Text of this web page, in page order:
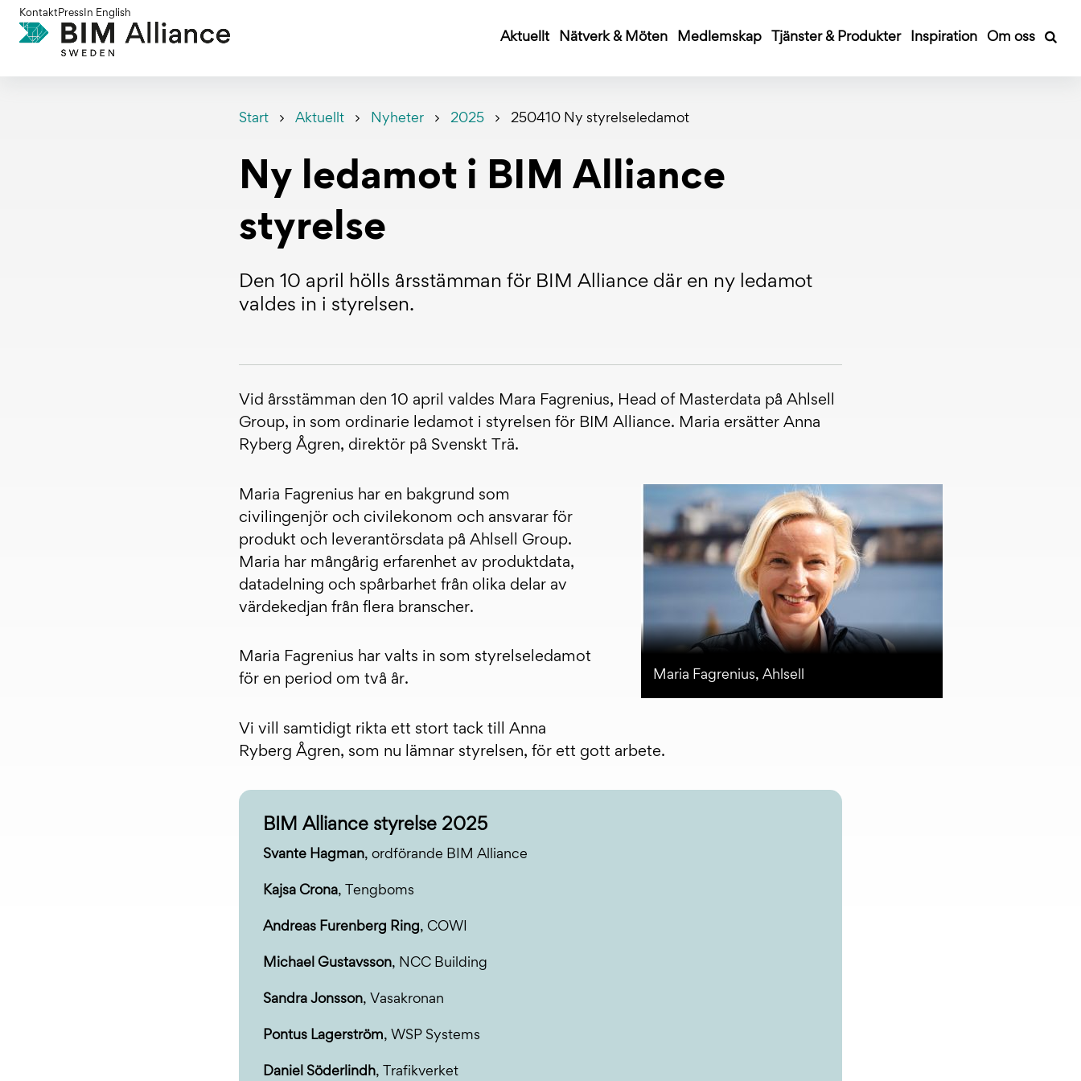
innehållet
Kontakt Press In English
Aktuellt Nätverk & Möten Medlemskap Tjänster & Produkter Inspiration Om oss
Start Aktuellt Nyheter 2025 250410 Ny styrelseledamot
Ny ledamot i BIM Alliance
styrelse
Den 10 april hölls årsstämman för BIM Alliance där en ny ledamot
valdes in i styrelsen.
Vid årsstämman den 10 april valdes Mara Fagrenius, Head of Masterdata på Ahlsell
Group, in som ordinarie ledamot i styrelsen för BIM Alliance. Maria ersätter Anna
Ryberg Ågren, direktör på Svenskt Trä.
Maria Fagrenius, Ahlsell
Maria Fagrenius har en bakgrund som
civilingenjör och civilekonom och ansvarar för
produkt och leverantörsdata på Ahlsell Group.
Maria har mångårig erfarenhet av produktdata,
datadelning och spårbarhet från olika delar av
värdekedjan från flera branscher.
Maria Fagrenius har valts in som styrelseledamot
för en period om två år.
Vi vill samtidigt rikta ett stort tack till Anna
Ryberg Ågren, som nu lämnar styrelsen, för ett gott arbete.
BIM Alliance styrelse 2025
Svante Hagman, ordförande BIM Alliance
Kajsa Crona, Tengboms
Andreas Furenberg Ring, COWI
Michael Gustavsson, NCC Building
Sandra Jonsson, Vasakronan
Pontus Lagerström, WSP Systems
Daniel Söderlindh, Trafikverket